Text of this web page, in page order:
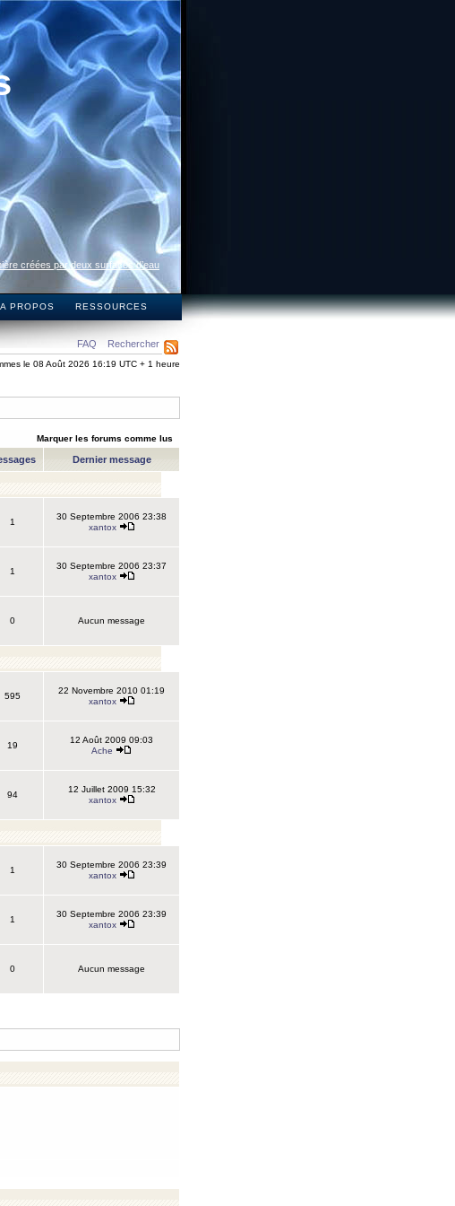
créées par deux surfaces d’eau
A PROPOS RESSOURCES
FAQ Rechercher
le 08 Août 2026 16:19 UTC + 1 heure
Marquer les forums comme lus
Dernier message
1
30 Septembre 2006 23:38
xantox
1
30 Septembre 2006 23:37
xantox
0 Aucun message
595
22 Novembre 2010 01:19
xantox
19
12 Août 2009 09:03
Ache
94
12 Juillet 2009 15:32
xantox
1
30 Septembre 2006 23:39
xantox
1
30 Septembre 2006 23:39
xantox
0 Aucun message